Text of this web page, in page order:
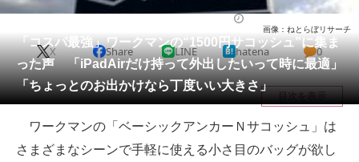
動物
会員記事
メディア
注目記事を集めた総合ページ
ITの今と未来を見通す
「コスパ最強」ワークマンの“1500円サコッシュ”に集ま
った声 「iPadAirだけ持って外出したいって時に最適」
「ちょっとのお出かけなら丁度いい大きさ」
画像：ねとらぼリサーチ
X Share LINE hatena 0
目次を表示
ワークマンの「ベーシックアンカーＮサコッシュ」は
さまざまなシーンで手軽に使える小さ目のバッグが欲し